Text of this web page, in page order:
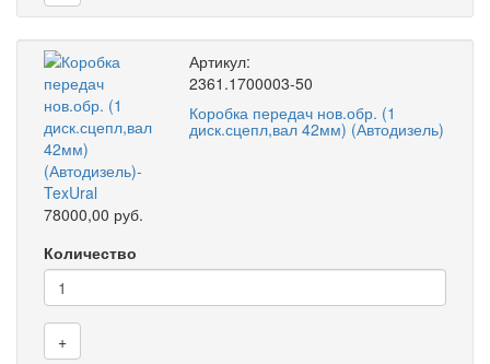
Артикул:
2361.1700003-50
Коробка передач нов.обр. (1
диск.сцепл,вал 42мм) (Автодизель)
78000,00 руб.
Количество
+